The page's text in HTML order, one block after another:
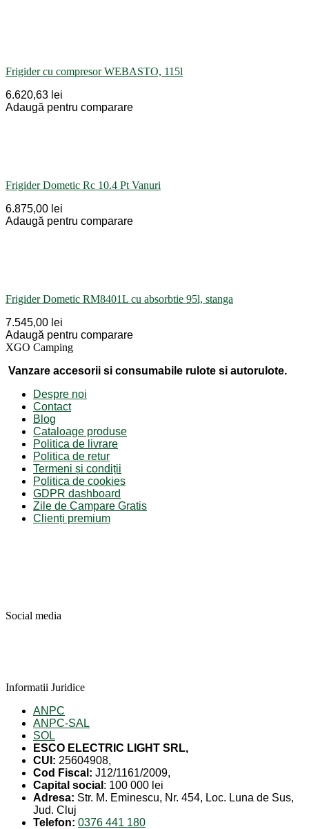
Frigider cu compresor WEBASTO, 115l
6.620,63 lei
Adaugă pentru comparare
Frigider Dometic Rc 10.4 Pt Vanuri
6.875,00 lei
Adaugă pentru comparare
Frigider Dometic RM8401L cu absorbtie 95l, stanga
7.545,00 lei
Adaugă pentru comparare
XGO Camping
Vanzare accesorii si consumabile rulote si autorulote.
Despre noi
Contact
Blog
Cataloage produse
Politica de livrare
Politica de retur
Termeni și condiții
Politica de cookies
GDPR dashboard
Zile de Campare Gratis
Clienți premium
Social media
Informatii Juridice
ANPC
ANPC-SAL
SOL
ESCO ELECTRIC LIGHT SRL,
CUI: 25604908,
Cod Fiscal: J12/1161/2009,
Capital social : 100 000 lei
Adresa: Str. M. Eminescu, Nr. 454, Loc. Luna de Sus,
Jud. Cluj
Telefon: 0376 441 180